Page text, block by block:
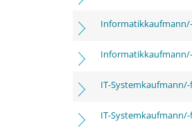
IT-
IT-